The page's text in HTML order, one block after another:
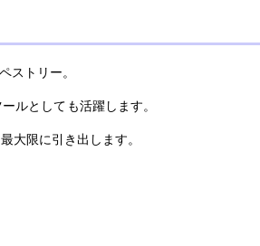
ストリー。
ルとしても活躍します。
大限に引き出します。